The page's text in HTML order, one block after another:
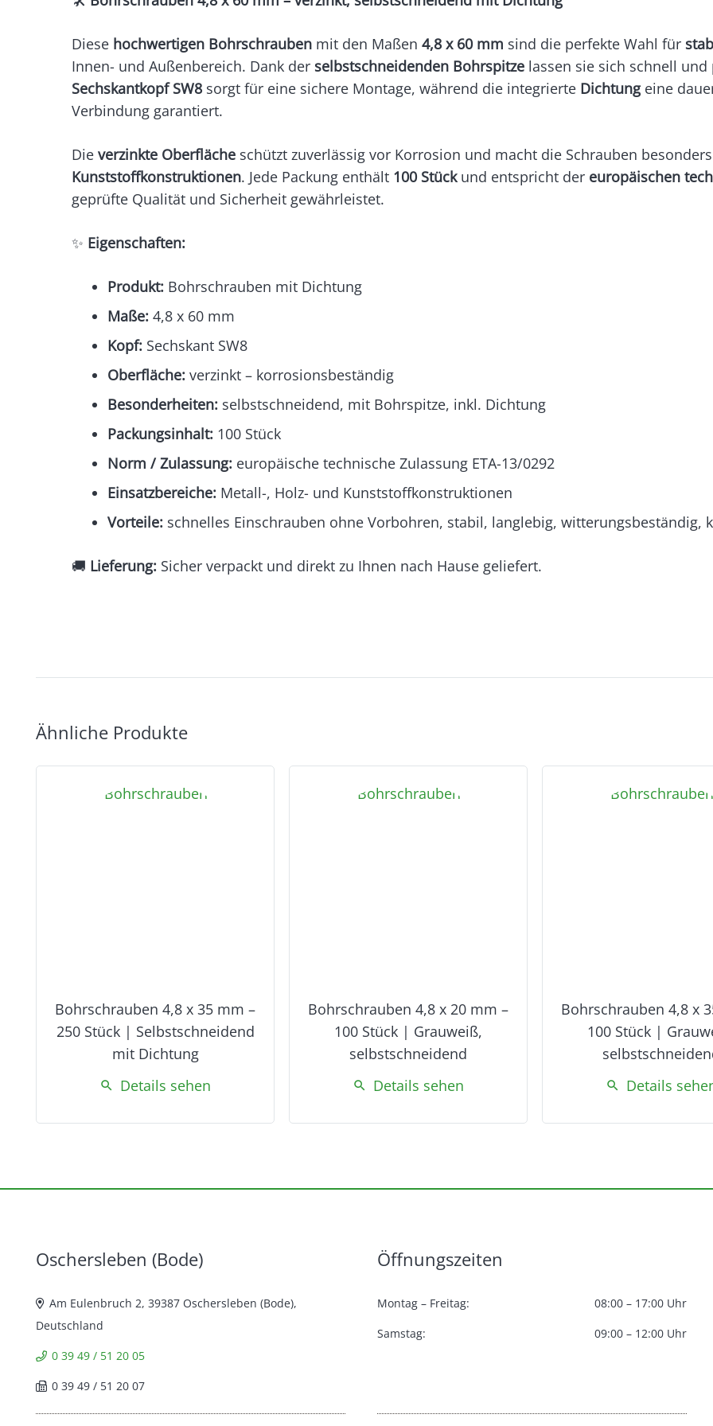
Diese hochwertigen Bohrschrauben mit den Maßen 4,8 x 60 mm sind die perfekte Wahl für
Innen- und Außenbereich. Dank der selbstschneidenden Bohrspitze lassen sie sich schnell
Sechskantkopf SW8 sorgt für eine sichere Montage, während die integrierte Dichtungeine
Verbindung garantiert.
Die verzinkte Oberfläche schützt zuverlässig vor Korrosion und macht die Schrauben
Kunststoffkonstruktionen. Jede Packung enthält 100 Stückund entspricht der europäischen
geprüfte Qualität und Sicherheit gewährleistet.
✨ Eigenschaften:
Produkt: Bohrschrauben mit Dichtung
Maße: 4,8 x 60 mm
Kopf: Sechskant SW8
Oberfläche: verzinkt – korrosionsbeständig
Besonderheiten: selbstschneidend, mit Bohrspitze, inkl. Dichtung
Packungsinhalt: 100 Stück
Norm / Zulassung: europäische technische Zulassung ETA-13/0292
Einsatzbereiche: Metall-, Holz- und Kunststoffkonstruktionen
Vorteile: schnelles Einschrauben ohne Vorbohren, stabil, langlebig, witterungsbeständig,
🚚 Lieferung: Sicher verpackt und direkt zu Ihnen nach Hause geliefert.
Ähnliche Produkte
Bohrschrauben 4,8 x 35 mm –
250 Stück | Selbstschneidend
mit Dichtung
search Details sehen
Bohrschrauben 4,8 x 20 mm –
100 Stück | Grauweiß,
selbstschneidend
search Details sehen
Bohrschrauben 4,8 x
100 Stück |
search Details
Oschersleben (Bode)
Am Eulenbruch 2, 39387 Oschersleben (Bode),
Deutschland
0 39 49 / 51 20 05
0 39 49 / 51 20 07
Öffnungszeiten
Montag – Freitag:
08:00 – 17:00 Uhr
Samstag:
09:00 – 12:00 Uhr